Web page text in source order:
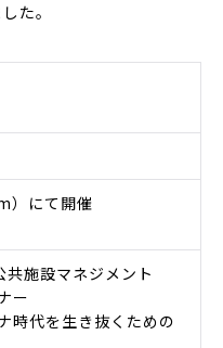
た。
）にて開催
施設マネジメント
ー
時代を生き抜くための